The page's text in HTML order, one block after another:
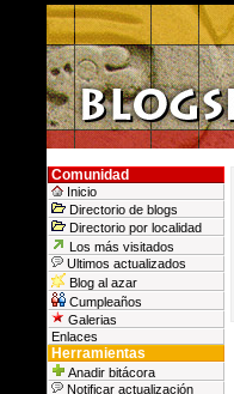
Comunidad
Inicio
Directorio de blogs
Directorio por localidad
Los más visitados
Ultimos actualizados
Blog al azar
Cumpleaños
Galerias
Enlaces
Herramientas
Anadir bitácora
Notificar actualización